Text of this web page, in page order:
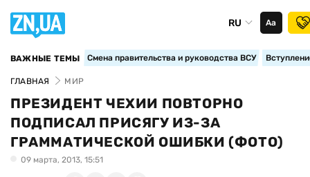
RU Аа
ВАЖНЫЕ ТЕМЫ Смена правительства и руководства ВСУ
ГЛАВНАЯ МИР
ПРЕЗИДЕНТ ЧЕХИИ ПОВТОРНО
ПОДПИСАЛ ПРИСЯГУ ИЗ-ЗА
ГРАММАТИЧЕСКОЙ ОШИБКИ (ФОТО)
09 марта, 2013, 15:51